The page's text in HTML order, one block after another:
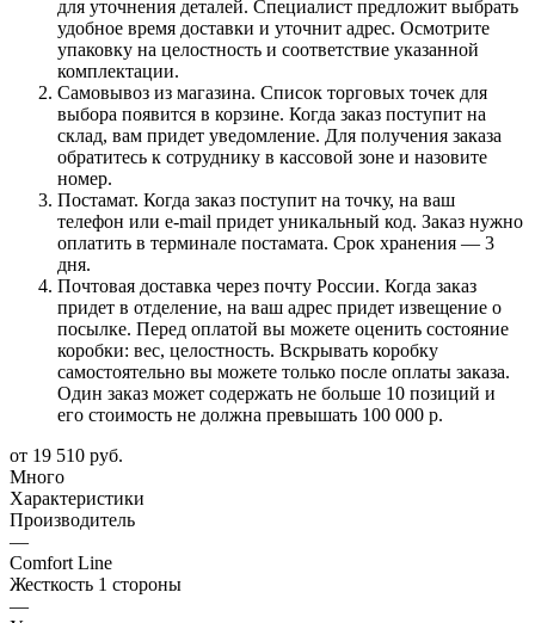
для уточнения деталей. Специалист предложит выбрать
удобное время доставки и уточнит адрес. Осмотрите
упаковку на целостность и соответствие указанной
комплектации.
Самовывоз из магазина. Список торговых точек для
выбора появится в корзине. Когда заказ поступит на
склад, вам придет уведомление. Для получения заказа
обратитесь к сотруднику в кассовой зоне и назовите
номер.
Постамат. Когда заказ поступит на точку, на ваш
телефон или e-mail придет уникальный код. Заказ нужно
оплатить в терминале постамата. Срок хранения — 3
дня.
Почтовая доставка через почту России. Когда заказ
придет в отделение, на ваш адрес придет извещение о
посылке. Перед оплатой вы можете оценить состояние
коробки: вес, целостность. Вскрывать коробку
самостоятельно вы можете только после оплаты заказа.
Один заказ может содержать не больше 10 позиций и
его стоимость не должна превышать 100 000 р.
от 19 510 руб.
Много
Характеристики
Производитель
—
Comfort Line
Жесткость 1 стороны
—